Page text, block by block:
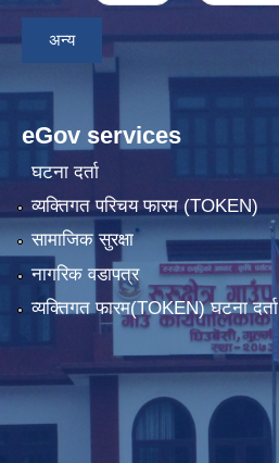
अन्य
eGov services
घटना दर्ता
व्यक्तिगत परिचय फारम (TOKEN)
सामाजिक सुरक्षा
नागरिक वडापत्र
व्यक्तिगत फारम(TOKEN) घटना दर्ता